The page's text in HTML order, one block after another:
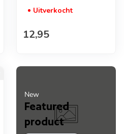
New
Featured
product
Uitverkocht
Normale prijs
12,95